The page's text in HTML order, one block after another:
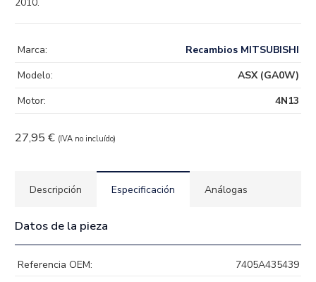
27,95 € (IVA no incluído)
Marca:
Recambios MITSUBISHI
Modelo:
ASX (GA0W)
Motor:
4N13
Descripción Especificación Análogas
Datos de la pieza
Referencia OEM:
7405A435439